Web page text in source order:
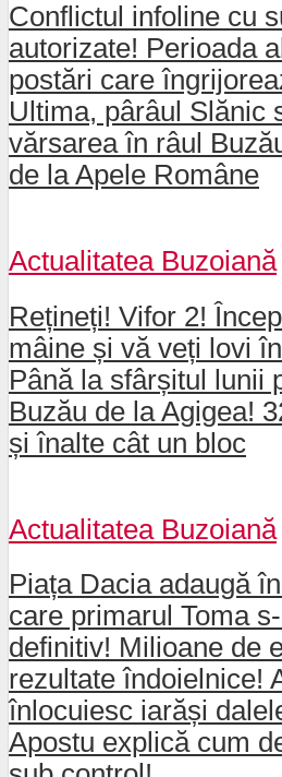
Conflictul infoline cu
autorizate! Perioada
postări care
Ultima, pârâul Slănic
vărsarea în râul
de la Apele Române
Actualitatea Buzoiană
Rețineți! Vifor 2!
mâine și vă veți lovi
Până la sfârșitul lunii
Buzău de la Agigea!
și înalte cât un bloc
Actualitatea Buzoiană
Piața Dacia adaugă
care primarul Toma
definitiv! Milioane de
rezultate îndoielnice!
înlocuiesc iarăși
Apostu explică cum